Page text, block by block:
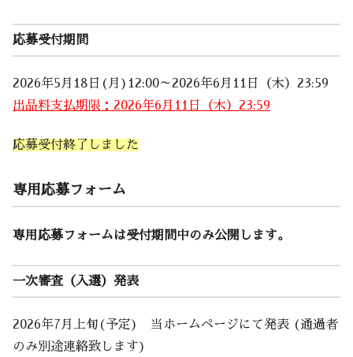
応募受付期間
2026年5月18日(月)12:00～2026年6月11日（木）23:59
出品料支払期限：2026年6月11日（木）23:59
応募受付終了しました
専用応募フォーム
専用応募フォームは受付期間中のみ公開します。
一次審査（入選）発表
2026年7月上旬(予定) 当ホームページにて発表 (通過者
のみ別途連絡致します)